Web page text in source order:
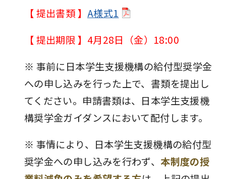
【 提出書類 】 A様式1
【 提出期限 】4月28日（金）18:00
※ 事前に日本学生支援機構の給付型奨学金
への申し込みを行った上で、書類を提出し
てください。申請書類は、日本学生支援機
構奨学金ガイダンスにおいて配付します。
※ 事情により、日本学生支援機構の給付型
奨学金への申し込みを行わず、本制度の授